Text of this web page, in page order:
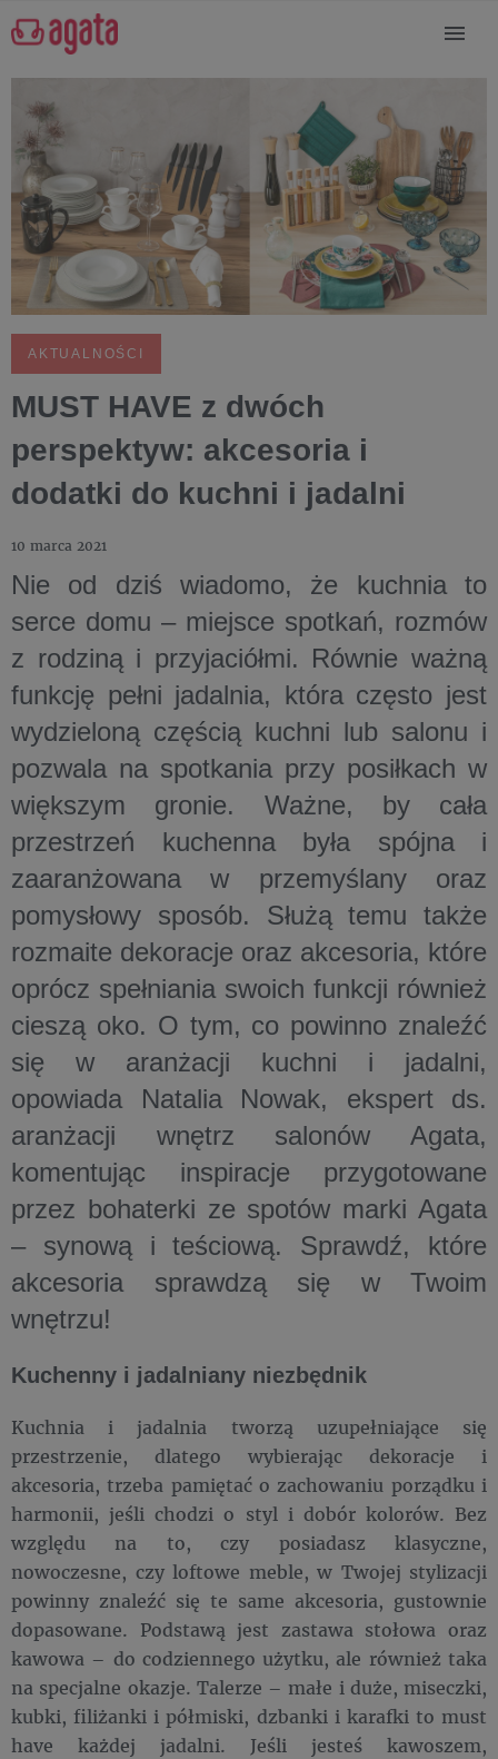
AKTUALNOŚCI
MUST HAVE z dwóch
perspektyw: akcesoria i
dodatki do kuchni i jadalni
10 marca 2021
Nie od dziś wiadomo, że kuchnia to
serce domu – miejsce spotkań, rozmów
z rodziną i przyjaciółmi. Równie ważną
funkcję pełni jadalnia, która często jest
wydzieloną częścią kuchni lub salonu i
pozwala na spotkania przy posiłkach w
większym gronie. Ważne, by cała
przestrzeń kuchenna była spójna i
zaaranżowana w przemyślany oraz
pomysłowy sposób. Służą temu także
rozmaite dekoracje oraz akcesoria, które
oprócz spełniania swoich funkcji również
cieszą oko. O tym, co powinno znaleźć
się w aranżacji kuchni i jadalni,
opowiada Natalia Nowak, ekspert ds.
aranżacji wnętrz salonów Agata,
komentując inspiracje przygotowane
przez bohaterki ze spotów marki Agata
– synową i teściową. Sprawdź, które
akcesoria sprawdzą się w Twoim
wnętrzu!
Kuchenny i jadalniany niezbędnik
Kuchnia i jadalnia tworzą uzupełniające się
przestrzenie, dlatego wybierając dekoracje i
akcesoria, trzeba pamiętać o zachowaniu porządku i
harmonii, jeśli chodzi o styl i dobór kolorów. Bez
względu na to, czy posiadasz klasyczne,
nowoczesne, czy loftowe meble, w Twojej stylizacji
powinny znaleźć się te same akcesoria, gustownie
dopasowane. Podstawą jest zastawa stołowa oraz
kawowa – do codziennego użytku, ale również taka
na specjalne okazje. Talerze – małe i duże, miseczki,
kubki, filiżanki i półmiski, dzbanki i karafki to must
have każdej jadalni. Jeśli jesteś kawoszem,